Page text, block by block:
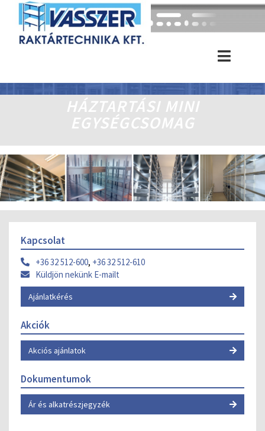
HÁZTARTÁSI MINI
EGYSÉGCSOMAG
Kapcsolat
+36 32 512-600, +36 32 512-610
Küldjön nekünk E-mailt
Ajánlatkérés
Akciók
Akciós ajánlatok
Dokumentumok
Ár és alkatrészjegyzék